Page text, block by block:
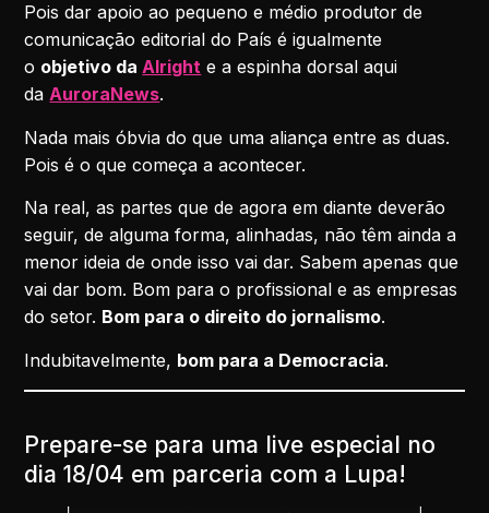
Pois dar apoio ao pequeno e médio produtor de
comunicação editorial do País é igualmente
o objetivo daAlright e a espinha dorsal aqui
daAuroraNews.
Nada mais óbvia do que uma aliança entre as duas.
Pois é o que começa a acontecer.
Na real, as partes que de agora em diante deverão
seguir, de alguma forma, alinhadas, não têm ainda a
menor ideia de onde isso vai dar. Sabem apenas que
vai dar bom. Bom para o profissional e as empresas
do setor. Bom para o direito do jornalismo.
Indubitavelmente, bom para a Democracia.
Prepare-se para uma live especial no
dia 18/04 em parceria com a Lupa!